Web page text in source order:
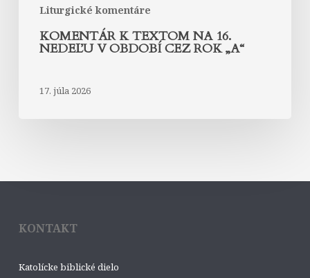
Liturgické komentáre
KOMENTÁR K TEXTOM NA 16.
NEDEĽU V OBDOBÍ CEZ ROK „A“
17. júla 2026
KONTAKT
Katolícke biblické dielo